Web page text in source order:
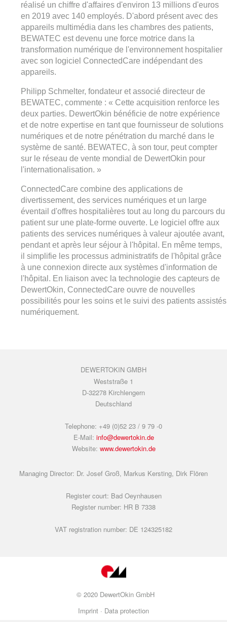
réalisé un chiffre d'affaires d'environ 13 millions d'euros
en 2019 avec 140 employés. D'abord présent avec des
appareils multimédia dans les chambres des patients,
BEWATEC est devenu une force motrice dans la
transformation numérique de l'environnement hospitalier
avec son logiciel ConnectedCare indépendant des
appareils.
Philipp Schmelter, fondateur et associé directeur de
BEWATEC, commente : « Cette acquisition renforce les
deux parties. DewertOkin bénéficie de notre expérience
et de notre expertise en tant que fournisseur de solutions
numériques et de notre pénétration du marché dans le
système de santé. BEWATEC, à son tour, peut compter
sur le réseau de vente mondial de DewertOkin pour
l'internationalisation. »
ConnectedCare combine des applications de
divertissement, des services numériques et un large
éventail d'offres hospitalières tout au long du parcours du
patient sur une plate-forme ouverte. Le logiciel offre aux
patients des services numériques à valeur ajoutée avant,
pendant et après leur séjour à l'hôpital. En même temps,
il simplifie les processus administratifs de l'hôpital grâce
à une connexion directe aux systèmes d'information de
l'hôpital. En liaison avec la technologie des capteurs de
DewertOkin, ConnectedCare ouvre de nouvelles
possibilités pour les soins et le suivi des patients assistés
numériquement.
DEWERTOKIN GMBH
Weststraße 1
D-32278 Kirchlengern
Deutschland
Telephone: +49 (0)52 23 / 9 79 -0
E-Mail: info@dewertokin.de
Website: www.dewertokin.de
Managing Director: Dr. Josef Groß, Markus Kersting, Dirk Flören
Register court: Bad Oeynhausen
Register number: HR B 7338
VAT registration number: DE 124325182
© 2020 DewertOkin GmbH
Imprint · Data protection